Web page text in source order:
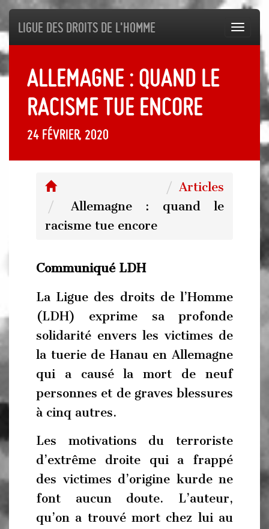
Ligue des droits de l'Homme
Allemagne : quand le
racisme tue encore
24 février, 2020
Articles
Allemagne : quand le
racisme tue encore
Communiqué LDH
La Ligue des droits de l’Homme
(LDH) exprime sa profonde
solidarité envers les victimes de
la tuerie de Hanau en Allemagne
qui a causé la mort de neuf
personnes et de graves blessures
à cinq autres.
Les motivations du terroriste
d’extrême droite qui a frappé
des victimes d’origine kurde ne
font aucun doute. L’auteur,
qu’on a trouvé mort chez lui au